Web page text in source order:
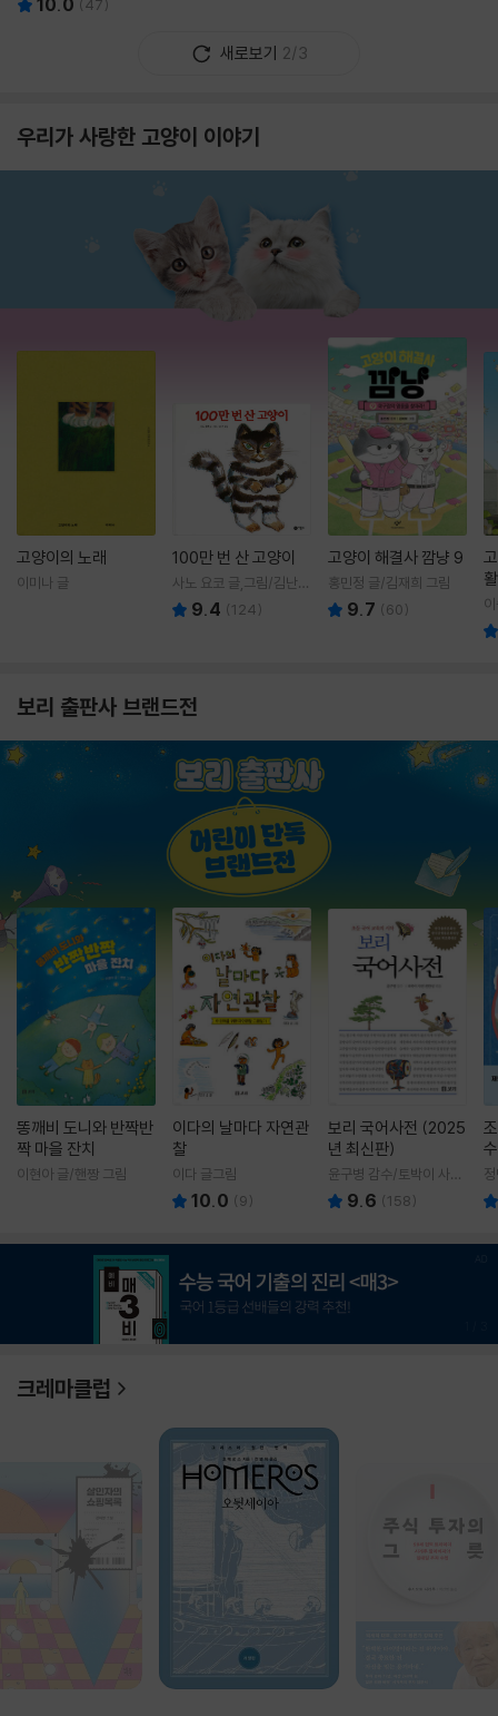
10.0 (47)
새로보기 2/3
우리가 사랑한 고양이 이야기
고양이의 노래
이미나 글
100만 번 산 고양이
사노 요코 글,그림/김난주
역 9.4 (124)
고양이 해결사 깜냥 9
홍민정 글/김재희 그림
9.7 (60)
보리 출판사 브랜드전
똥깨비 도니와 반짝반
짝 마을 잔치
이현아 글/핸짱 그림
이다의 날마다 자연관
찰
이다 글그림
10.0 (9)
보리 국어사전 (2025
년 최신판)
윤구병 감수/토박이 사전
편찬실 편
9.6 (158)
크레마클럽